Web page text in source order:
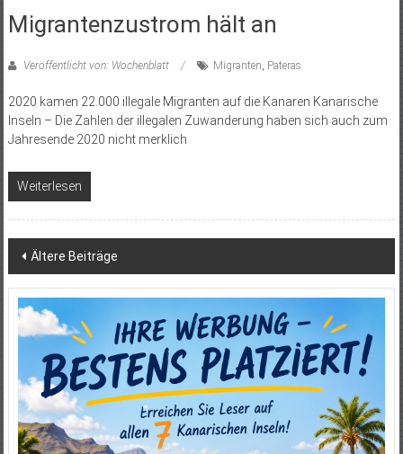
Migrantenzustrom hält an
Veröffentlicht von: Wochenblatt Migranten, Pateras
2020 kamen 22.000 illegale Migranten auf die Kanaren Kanarische
Inseln – Die Zahlen der illegalen Zuwanderung haben sich auch zum
Jahresende 2020 nicht merklich
Weiterlesen
Beitragsnavigation
Ältere Beiträge